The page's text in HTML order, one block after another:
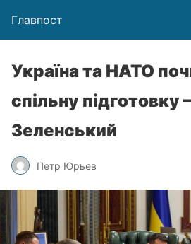
Главпост
Україна та НАТО
спільну підготовку
Зеленський
Петр Юрьев